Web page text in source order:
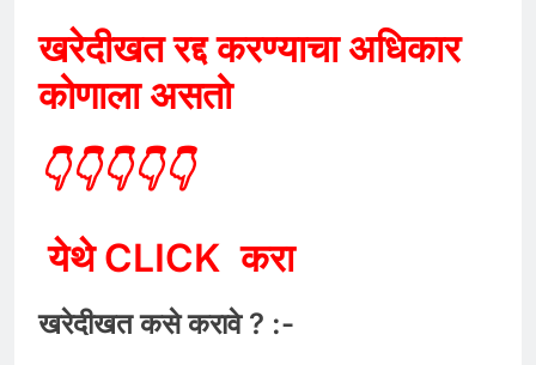
खरेदीखत रद्द करण्याचा अधिकार
कोणाला असतो
👇👇👇👇👇
येथे CLICK करा
खरेदीखत कसे करावे ? :-